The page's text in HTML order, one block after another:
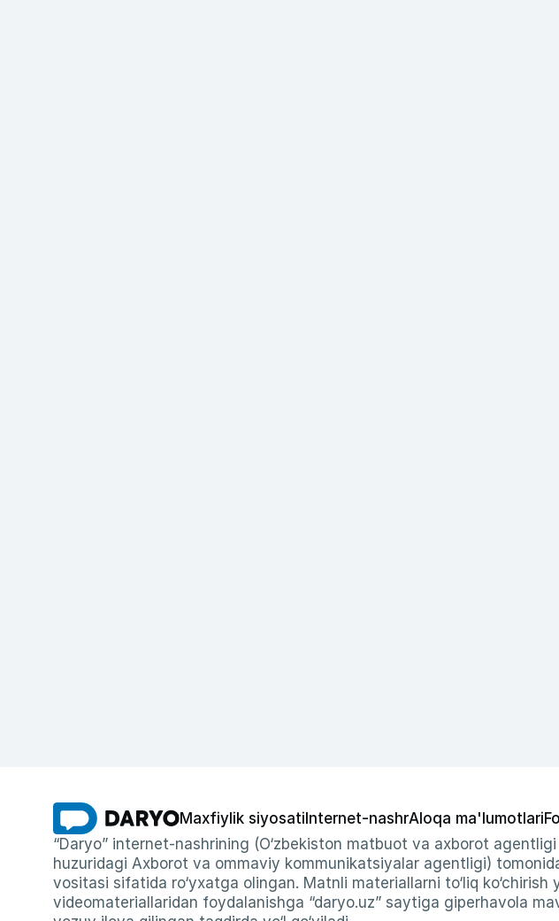
Maxfiylik siyosati Internet-nashrAloqa ma'lumotlari
“Daryo” internet-nashrining (O‘zbekiston matbuot va axborot
huzuridagi Axborot va ommaviy kommunikatsiyalar agentligi)
vositasi sifatida ro‘yxatga olingan. Matnli materiallarni to‘liq
videomateriallaridan foydalanishga “daryo.uz” saytiga giperhavola